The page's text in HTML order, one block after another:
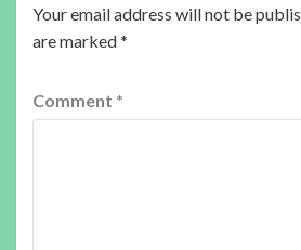
Your email address will not be
are marked*
Comment *